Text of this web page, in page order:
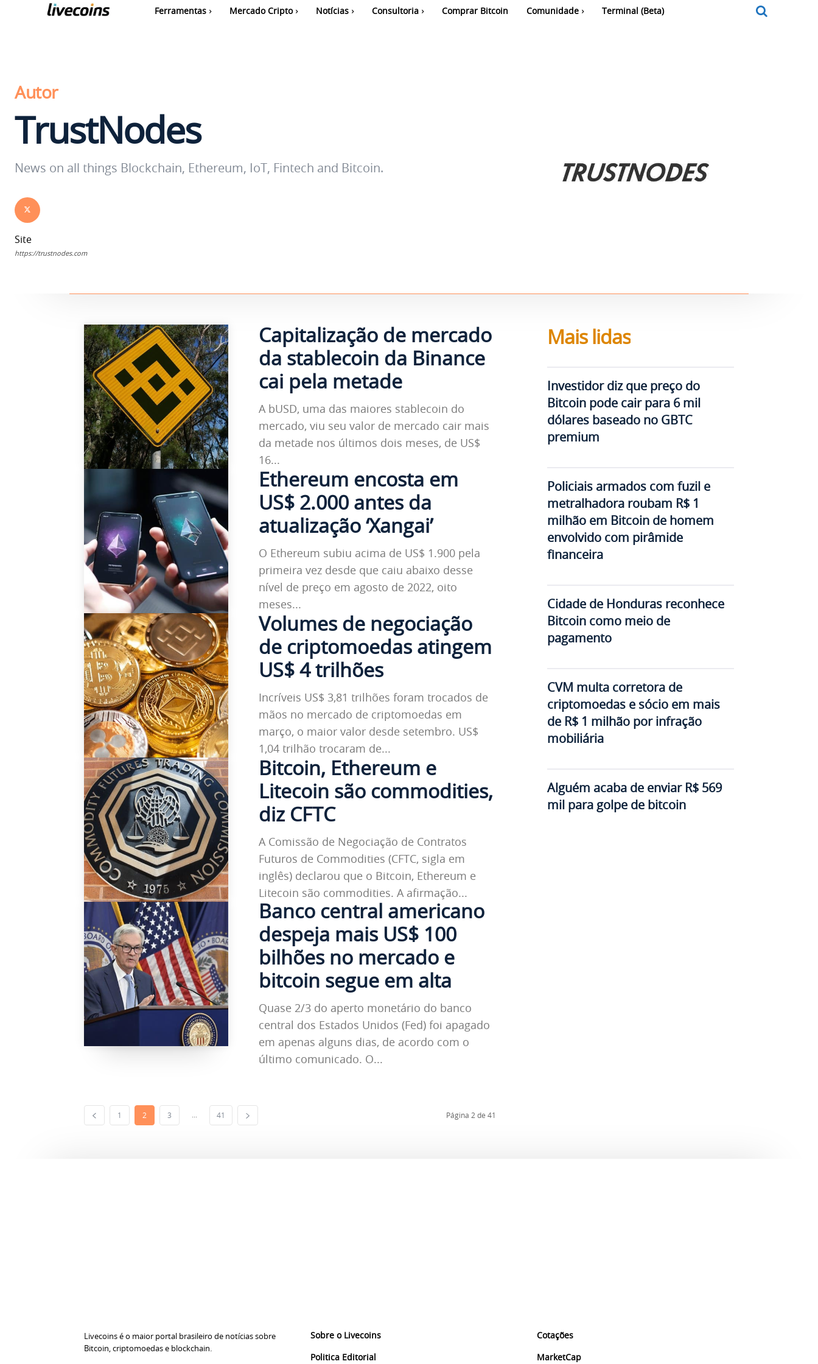
Ferramentas Mercado Cripto Notícias Consultoria Comprar Bitcoin Comunidade Terminal (Beta)
Autor
TrustNodes
News on all things Blockchain, Ethereum, IoT, Fintech and Bitcoin.
Site
https://trustnodes.com
Capitalização de mercado
da stablecoin da Binance
cai pela metade
A bUSD, uma das maiores stablecoin do
mercado, viu seu valor de mercado cair mais
da metade nos últimos dois meses, de US$
16...
Ethereum encosta em
US$ 2.000 antes da
atualização ‘Xangai’
O Ethereum subiu acima de US$ 1.900 pela
primeira vez desde que caiu abaixo desse
nível de preço em agosto de 2022, oito
meses...
Volumes de negociação
de criptomoedas atingem
US$ 4 trilhões
Incríveis US$ 3,81 trilhões foram trocados de
mãos no mercado de criptomoedas em
março, o maior valor desde setembro. US$
1,04 trilhão trocaram de...
Bitcoin, Ethereum e
Litecoin são commodities,
diz CFTC
A Comissão de Negociação de Contratos
Futuros de Commodities (CFTC, sigla em
inglês) declarou que o Bitcoin, Ethereum e
Litecoin são commodities. A afirmação...
Banco central americano
despeja mais US$ 100
bilhões no mercado e
bitcoin segue em alta
Quase 2/3 do aperto monetário do banco
central dos Estados Unidos (Fed) foi apagado
em apenas alguns dias, de acordo com o
último comunicado. O...
1 2 3 ... 41 Página 2 de 41
Mais lidas
Investidor diz que preço do
Bitcoin pode cair para 6 mil
dólares baseado no GBTC
premium
Policiais armados com fuzil e
metralhadora roubam R$ 1
milhão em Bitcoin de homem
envolvido com pirâmide
financeira
Cidade de Honduras reconhece
Bitcoin como meio de
pagamento
CVM multa corretora de
criptomoedas e sócio em mais
de R$ 1 milhão por infração
mobiliária
Alguém acaba de enviar R$ 569
mil para golpe de bitcoin
Livecoins é o maior portal brasileiro de notícias sobre
Bitcoin, criptomoedas e blockchain.
Sobre o Livecoins
Politica Editorial
Cotações
MarketCap